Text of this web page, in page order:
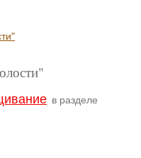
в разделе